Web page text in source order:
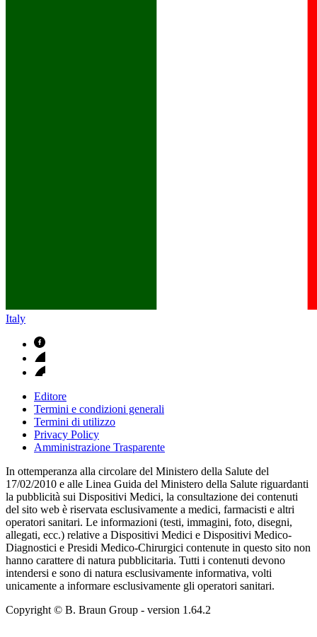
Italy
Editore
Termini e condizioni generali
Termini di utilizzo
Privacy Policy
Amministrazione Trasparente
In ottemperanza alla circolare del Ministero della Salute del
17/02/2010 e alle Linea Guida del Ministero della Salute riguardanti
la pubblicità sui Dispositivi Medici, la consultazione dei contenuti
del sito web è riservata esclusivamente a medici, farmacisti e altri
operatori sanitari. Le informazioni (testi, immagini, foto, disegni,
allegati, ecc.) relative a Dispositivi Medici e Dispositivi Medico-
Diagnostici e Presidi Medico-Chirurgici contenute in questo sito non
hanno carattere di natura pubblicitaria. Tutti i contenuti devono
intendersi e sono di natura esclusivamente informativa, volti
unicamente a informare esclusivamente gli operatori sanitari.
Copyright © B. Braun Group - version 1.64.2